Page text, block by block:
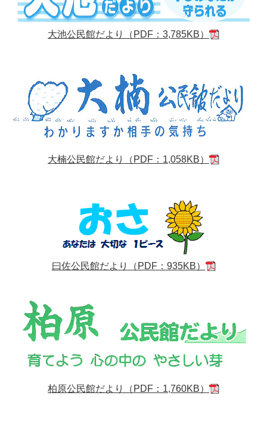
大池公民館だより（PDF：3,785KB）
大楠公民館だより（PDF：1,058KB）
曰佐公民館だより（PDF：935KB）
柏原公民館だより（PDF：1,760KB）